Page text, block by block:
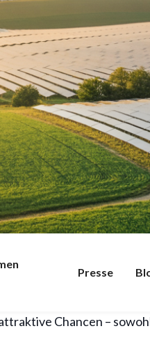
Presse
als
entwickelt sich
zeigen, dass sich
mehr als verdoppeln
Chancen –